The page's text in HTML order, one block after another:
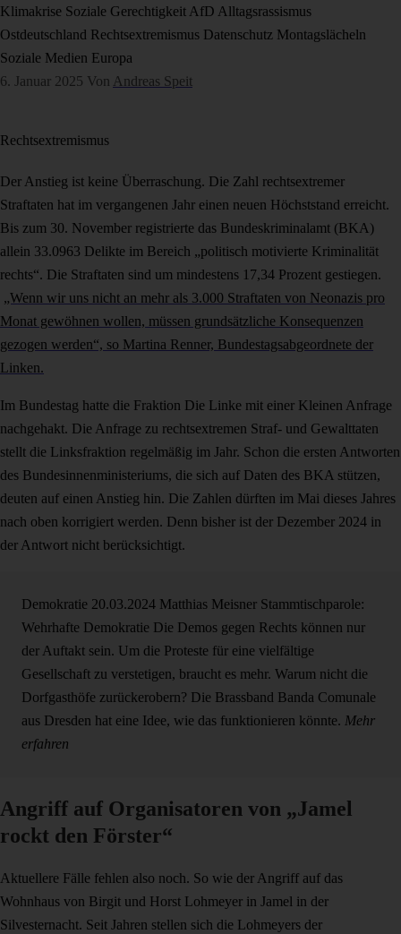
Klimakrise Soziale Gerechtigkeit AfD Alltagsrassismus
Ostdeutschland Rechtsextremismus Datenschutz Montagslächeln
Soziale Medien Europa
6. Januar 2025 Von Andreas Speit
Rechtsextremismus
Der Anstieg ist keine Überraschung. Die Zahl rechtsextremer
Straftaten hat im vergangenen Jahr einen neuen Höchststand erreicht.
Bis zum 30. November registrierte das Bundeskriminalamt (BKA)
allein 33.0963 Delikte im Bereich „politisch motivierte Kriminalität
rechts“. Die Straftaten sind um mindestens 17,34 Prozent gestiegen.
„Wenn wir uns nicht an mehr als 3.000 Straftaten von Neonazis pro
Monat gewöhnen wollen, müssen grundsätzliche Konsequenzen
gezogen werden“, so Martina Renner, Bundestagsabgeordnete der
Linken.
Im Bundestag hatte die Fraktion Die Linke mit einer Kleinen Anfrage
nachgehakt. Die Anfrage zu rechtsextremen Straf- und Gewalttaten
stellt die Linksfraktion regelmäßig im Jahr. Schon die ersten Antworten
des Bundesinnenministeriums, die sich auf Daten des BKA stützen,
deuten auf einen Anstieg hin. Die Zahlen dürften im Mai dieses Jahres
nach oben korrigiert werden. Denn bisher ist der Dezember 2024 in
der Antwort nicht berücksichtigt.
Demokratie 20.03.2024 Matthias Meisner Stammtischparole:
Wehrhafte Demokratie Die Demos gegen Rechts können nur
der Auftakt sein. Um die Proteste für eine vielfältige
Gesellschaft zu verstetigen, braucht es mehr. Warum nicht die
Dorfgasthöfe zurückerobern? Die Brassband Banda Comunale
aus Dresden hat eine Idee, wie das funktionieren könnte. Mehr
erfahren
Angriff auf Organisatoren von „Jamel
rockt den Förster“
Aktuellere Fälle fehlen also noch. So wie der Angriff auf das
Wohnhaus von Birgit und Horst Lohmeyer in Jamel in der
Silvesternacht. Seit Jahren stellen sich die Lohmeyers der